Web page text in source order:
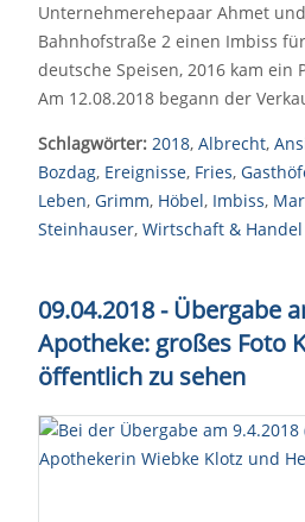
Unternehmerehepaar Ahmet
Bahnhofstraße 2 einen Imbiss
deutsche Speisen, 2016 kam ein
Am 12.08.2018 begann der
Schlagwörter: 2018, Albrecht,
Bozdag, Ereignisse, Fries,
Leben, Grimm, Höbel, Imbiss,
Steinhauser, Wirtschaft & Handel
09.04.2018 - Übergabe
Apotheke: großes Foto
öffentlich zu sehen